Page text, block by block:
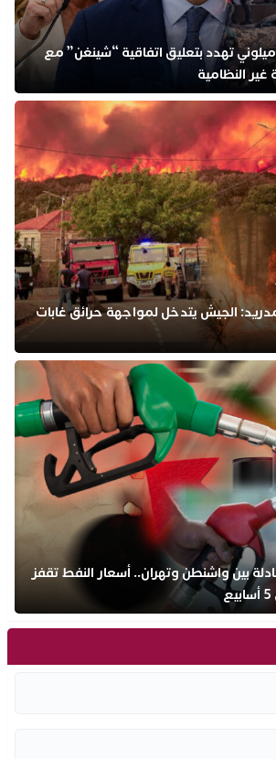
تهدد بتعليق اتفاقية “شينغن” مع
غير النظامية
الجيش يتدخل لمواجهة حرائق غابات
بين واشنطن وتهران.. أسعار النفط تقفز